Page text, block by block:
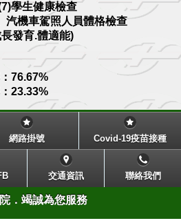
學生健康檢查
汽機車駕照人員體格檢查
發育.體適能)
76.67%
23.33%
網路掛號 Covid-19疫苗接種
交通資訊 聯絡我們
．竭誠為您服務